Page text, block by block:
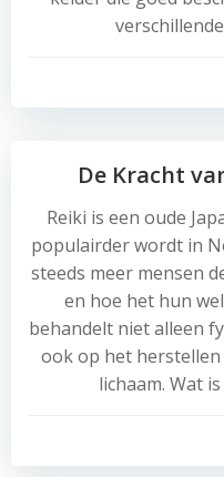
De Kracht
Reiki is een oude
populairder wordt in
steeds meer mensen
en hoe het hun
behandelt niet alleen
ook op het
lichaam. Wat